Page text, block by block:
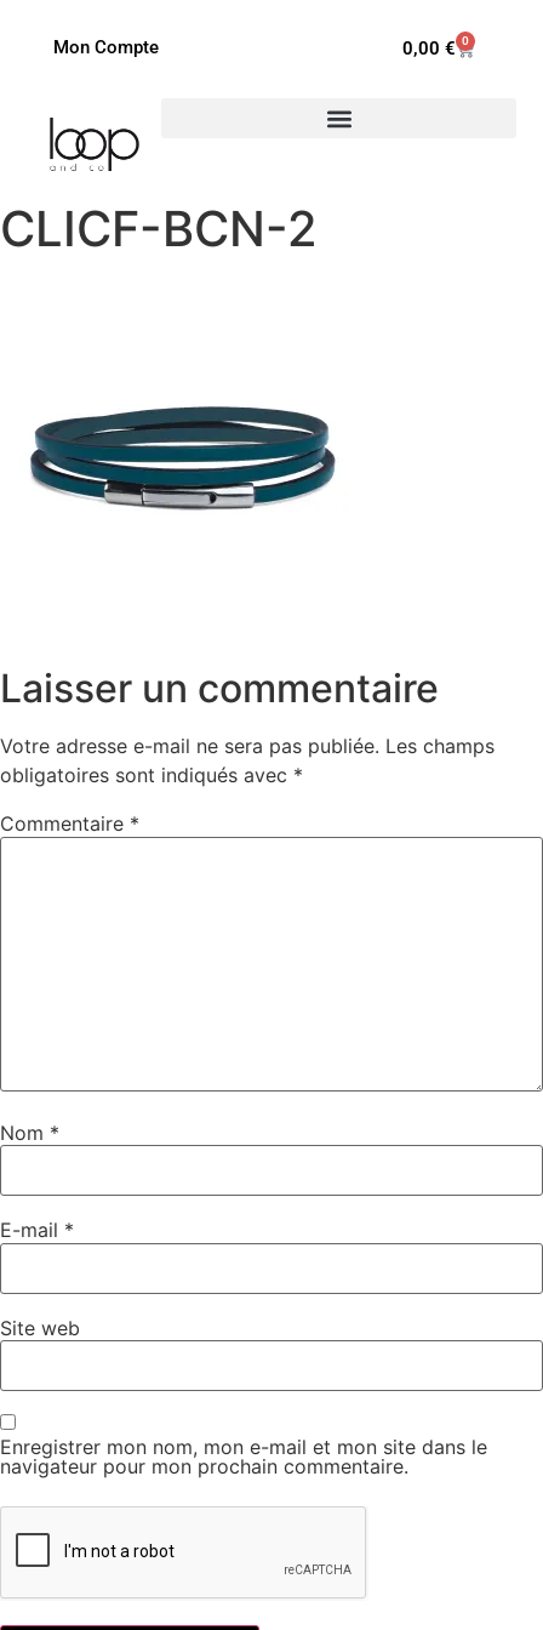
Mon Compte 0,00 € 0
CLICF-BCN-2
Laisser un commentaire
Votre adresse e-mail ne sera pas publiée. Les champs
obligatoires sont indiqués avec *
Commentaire *
Nom *
E-mail *
Site web
Enregistrer mon nom, mon e-mail et mon site dans le
navigateur pour mon prochain commentaire.